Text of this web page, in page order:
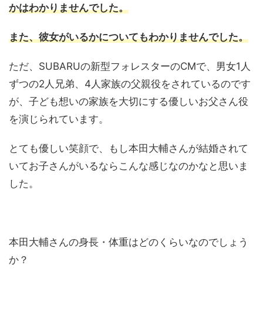
かはわかりませんでした。
また、彼女がいるかについてもわかりませんでした。
ただ、SUBARUの新型フォレスターのCMで、男女1人
ずつの2人兄弟、4人家族の父親役をされているのです
が、子ども想いの家族を大切にする優しいお父さん役
を演じられています。
とても優しい笑顔で、もし本田大輔さんが結婚されて
いてお子さんがいるならこんな感じなのかなと思いま
した。
本田大輔さんの身長・体重はどのくらいなのでしょう
か？